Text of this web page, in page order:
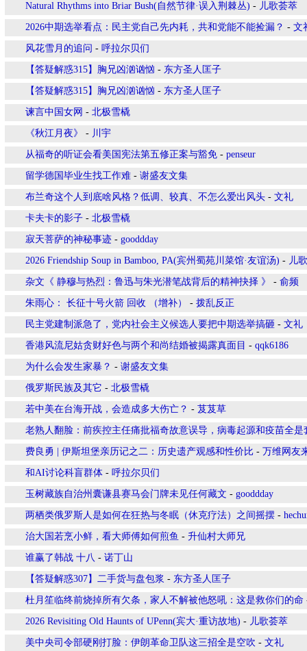
Natural Rhythms into Briar Bush(自然节律·误入荆棘丛) - 儿歌荟萃
2026中期选举看点：民主党自己先内耗，共和党能不能捡漏？ - 文
风花雪月的追问 - 呼拉尔贝们
【答疑解惑315】胸兄凶汹讻忷 - 东方圣人匡子
【答疑解惑315】胸兄凶汹讻忷 - 东方圣人匡子
谏言中国女网 - 北极雪橇
《秋江月夜》 - 川宇
从福奇的听证会看美国宪法第五修正案与豁免 - penseur
留学德国毕业生找工作难 - 谢盛友文集
布兰奇这个人到底啥风格？低调、较真、不怎么爱出风头 - 文礼
卡夫卡的影子 - 北极雪橇
寂天菩萨的神秘事迹 - gooddday
2026 Friendship Soup in Bamboo, PA(宾州蜀苑川菜馆·友谊汤) - 儿
杂文《 静穆与热烈：鲁迅与朱光潜笔战背后的精神抉择 》 - 俞频
朱雨心： 长征十号火箭 回收 （增补） - 拨乱反正
民主党建制派急了，党内社会主义候选人要把中期选举搞砸 - 文礼
香港风流尼姑贪财好色与两个和尚结婚被揭露真面目 - qqk6186
为什么会发生家暴？ - 谢盛友文集
俄罗斯民族及其它 - 北极雪橇
若中美在台海开战，会造成多大伤亡？ - 芨芨草
老熟人翻脸：前疾控主任痛批福奇故意误导，病毒起源和疫苗全是
费良勇 | 伊斯坦堡亲历记之二：历史遗产观感和性价比 - 万维网友
和AI讨论科盲群体 - 呼拉尔贝们
玉树藏族自治州囊谦县赛马会门牌未见任何藏文 - gooddday
两栖类俄罗斯人是如何在狂热与冬眠（休克疗法）之间摇摆 -
治大国若烹小鲜，看大师傅如何煎鱼 - 升仙村大师兄
谁赢了韩战 十八 - 诺丁山
【答疑解惑307】二手货与盘包浆 - 东方圣人匡子
杜月笙临终前烧掉所有欠条，家人不解被他怒吼：这是救你们的命
2026 Revisiting Old Haunts of UPenn(宾大·重访故地) - 儿歌荟萃
美中央司令部硬刚打脸：伊朗革命卫队这三招全是空吹 - 文礼